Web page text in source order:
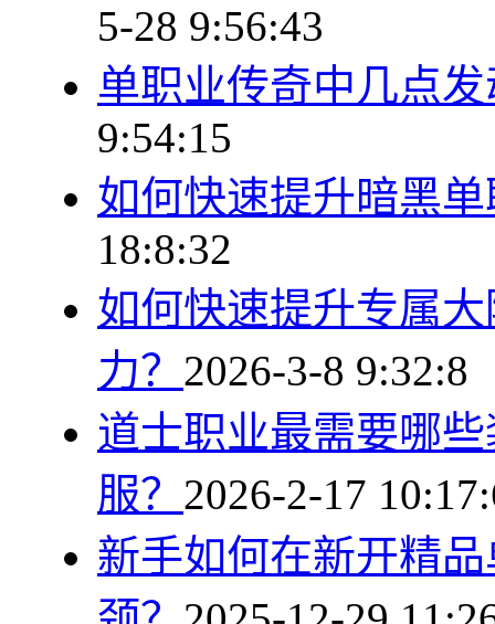
5-28 9:56:43
单职业传奇中几点
9:54:15
如何快速提升暗黑
18:8:32
如何快速提升专属
力？ 2026-3-8 9:32:8
道士职业最需要哪
服？ 2026-2-17
新手如何在新开精